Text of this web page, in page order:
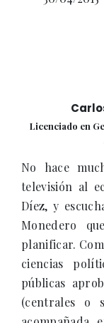
Licenciado en
No hace
televisión al
Díez, y
Monedero
planificar.
ciencias
públicas
(centrales o